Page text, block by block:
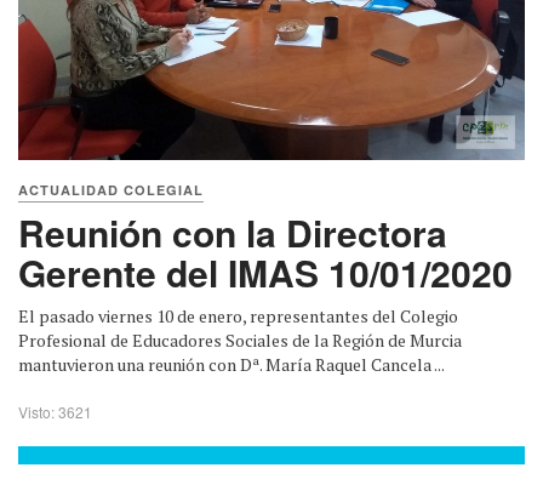
ACTUALIDAD COLEGIAL
Reunión con la Directora
Gerente del IMAS 10/01/2020
El pasado viernes 10 de enero, representantes del Colegio
Profesional de Educadores Sociales de la Región de Murcia
mantuvieron una reunión con Dª. María Raquel Cancela ...
Visto: 3621